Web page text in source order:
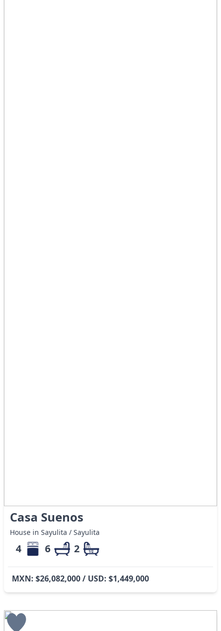
Casa Suenos
House in Sayulita / Sayulita
4 6 2
MXN: $26,082,000 / USD: $1,449,000